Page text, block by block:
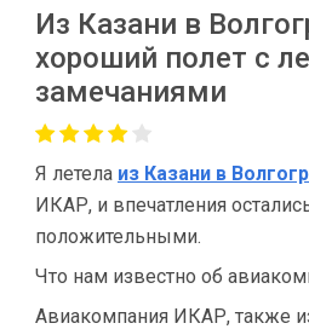
Из Казани в
хороший полет с
замечаниями
Я летела из Казани в
ИКАР, и впечатления
положительными.
Что нам известно об
Авиакомпания ИКАР, также